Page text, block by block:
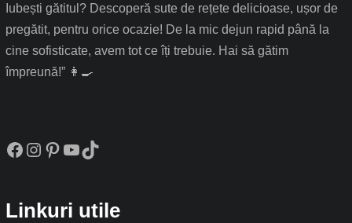
Iubești gătitul? Descoperă sute de rețete delicioase, ușor de
pregătit, pentru orice ocazie! De la mic dejun rapid până la
cine sofisticate, avem tot ce îți trebuie. Hai să gătim
împreună!” 👩‍🍳
Linkuri utile